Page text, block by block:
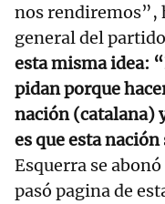
nos rendiremos”,
general del
esta misma idea:
pidan porque
nación (catalana)
es que esta
Esquerra se
pasó pagina de